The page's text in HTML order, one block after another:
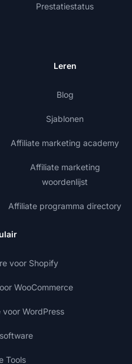
Prestatiestatus
Leren
Blog
Sjablonen
Affiliate marketing academy
Affiliate marketing
woordenlijst
Affiliate programma directory
voor Shopify
WooCommerce
WordPress
Tools